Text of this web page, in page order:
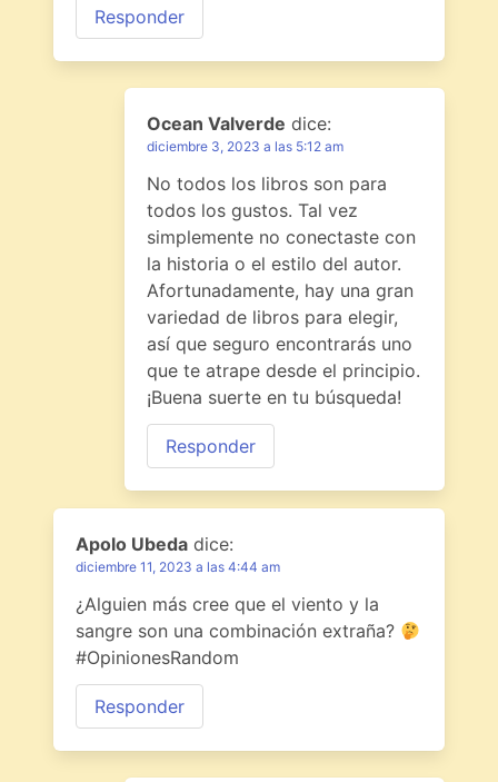
Responder
Ocean Valverde dice:
diciembre 3, 2023 a las 5:12 am
No todos los libros son para
todos los gustos. Tal vez
simplemente no conectaste con
la historia o el estilo del autor.
Afortunadamente, hay una gran
variedad de libros para elegir,
así que seguro encontrarás uno
que te atrape desde el principio.
¡Buena suerte en tu búsqueda!
Responder
Apolo Ubeda dice:
diciembre 11, 2023 a las 4:44 am
¿Alguien más cree que el viento y la
sangre son una combinación extraña?
#OpinionesRandom
Responder